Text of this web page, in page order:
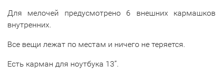
Для мелочей предусмотрено 6 внешних
внутренних.
Все вещи лежат по местам и ничего не теряется.
Есть карман для ноутбука 13”.